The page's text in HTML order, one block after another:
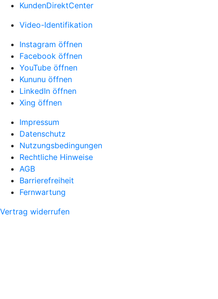
KundenDirektCenter
Video-Identifikation
Instagram öffnen
Facebook öffnen
YouTube öffnen
Kununu öffnen
LinkedIn öffnen
Xing öffnen
Impressum
Datenschutz
Nutzungsbedingungen
Rechtliche Hinweise
AGB
Barrierefreiheit
Fernwartung
Vertrag widerrufen